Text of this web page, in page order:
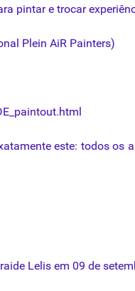
pintar e trocar
Plein AiR Painters)
este: todos os
Lelis em 09 de